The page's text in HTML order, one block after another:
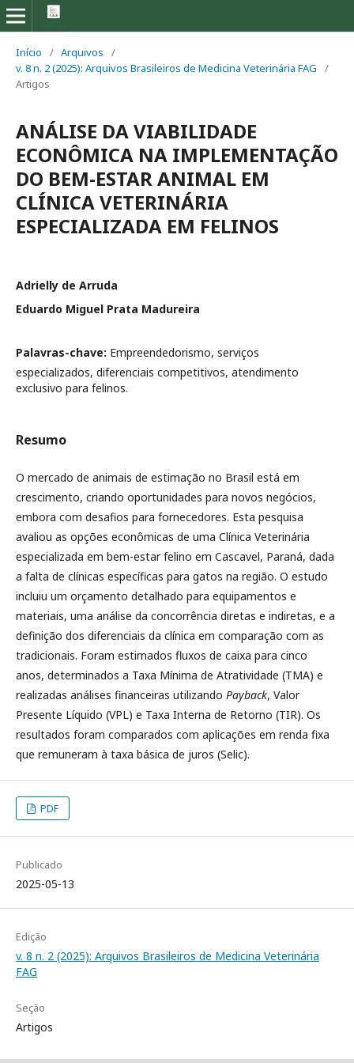
Início / Arquivos
/
v. 8 n. 2 (2025): Arquivos Brasileiros de Medicina Veterinária FAG
/
Artigos
ANÁLISE DA VIABILIDADE
ECONÔMICA NA IMPLEMENTAÇÃO
DO BEM-ESTAR ANIMAL EM
CLÍNICA VETERINÁRIA
ESPECIALIZADA EM FELINOS
Adrielly de Arruda
Eduardo Miguel Prata Madureira
Palavras-chave: Empreendedorismo, serviços
especializados, diferenciais competitivos, atendimento
exclusivo para felinos.
Resumo
O mercado de animais de estimação no Brasil está em
crescimento, criando oportunidades para novos negócios,
embora com desafios para fornecedores. Esta pesquisa
avaliou as opções econômicas de uma Clínica Veterinária
especializada em bem-estar felino em Cascavel, Paraná, dada
a falta de clínicas específicas para gatos na região. O estudo
incluiu um orçamento detalhado para equipamentos e
materiais, uma análise da concorrência diretas e indiretas, e a
definição dos diferenciais da clínica em comparação com as
tradicionais. Foram estimados fluxos de caixa para cinco
anos, determinados a Taxa Mínima de Atratividade (TMA) e
realizadas análises financeiras utilizando Payback, Valor
Presente Líquido (VPL) e Taxa Interna de Retorno (TIR). Os
resultados foram comparados com aplicações em renda fixa
que remuneram à taxa básica de juros (Selic).
PDF
Publicado
2025-05-13
Edição
v. 8 n. 2 (2025): Arquivos Brasileiros de Medicina Veterinária
FAG
Seção
Artigos